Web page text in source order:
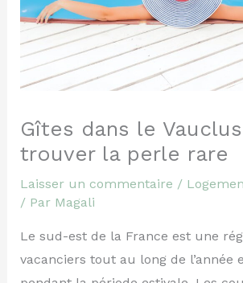
Gîtes dans le
trouver la perle rare
Laisser un commentaire /
/ Par Magali
Le sud-est de la France est une
vacanciers tout au long de l’année